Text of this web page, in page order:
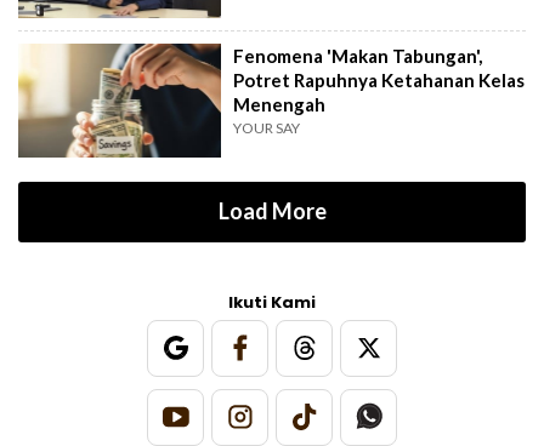
Fenomena 'Makan Tabungan',
Potret Rapuhnya Ketahanan Kelas
Menengah
YOUR SAY
Load More
Ikuti Kami